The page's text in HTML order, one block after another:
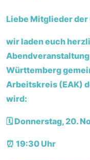
Liebe Mitglieder der
wir laden euch
Abendveranstaltung
Württemberg
Arbeitskreis (EAK)
wird:
🗓 Donnerstag, 20.
⏰ 19:30 Uhr